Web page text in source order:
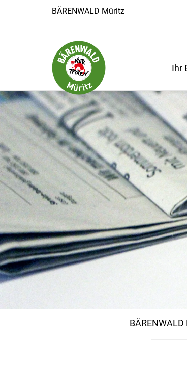
BÄRENWALD Müritz
Ihr